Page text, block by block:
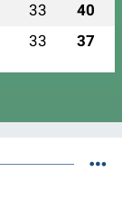
33 40
33 37